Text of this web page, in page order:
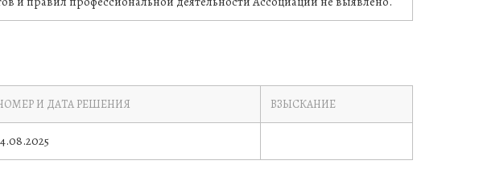
И ДАТА РЕШЕНИЯ ВЗЫСКАНИЕ